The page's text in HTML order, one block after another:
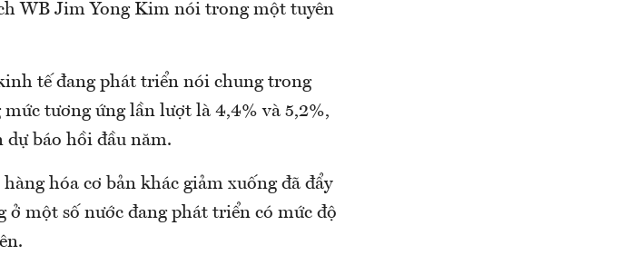
WB Jim Yong Kim nói trong một tuyên
tế đang phát triển nói chung trong
mức tương ứng lần lượt là 4,4% và 5,2%,
dự báo hồi đầu năm.
hóa cơ bản khác giảm xuống đã đẩy
một số nước đang phát triển có mức độ